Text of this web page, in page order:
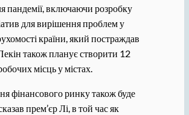
пандемії, включаючи розробку
для вирішення проблем у
країни, який постраждав
також планує створити 12
місць у містах.
фінансового ринку також буде
прем’єр Лі, в той час як